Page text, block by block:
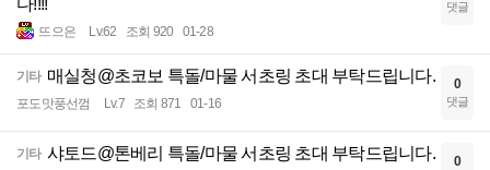
다!!!!
뜨으은 Lv.62 조회 920 01-28
댓글
기타 매실청@초코보 특돌/마물 서초링 초대 부탁드립니다.
포도맛풍선껌 Lv.7 조회 871 01-16
0
댓글
기타 샤토드@톤베리 특돌/마물 서초링 초대 부탁드립니다. 0